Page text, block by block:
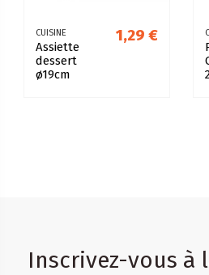
CUISINE
Assiette
dessert
ø19cm
1,29 €
Inscrivez-vous à